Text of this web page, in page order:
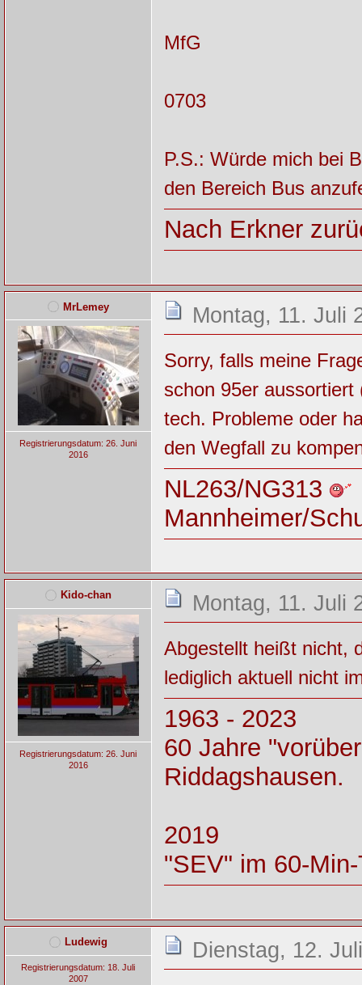
MfG
0703
P.S.: Würde mich bei
den Bereich Bus
Nach Erkner
MrLemey
Registrierungsdatum: 26. Juni
2016
Montag, 11. Juli
Sorry, falls meine
schon 95er
tech. Probleme oder
den Wegfall zu
NL263/NG313
Mannheimer/
Kido-chan
Registrierungsdatum: 26. Juni
2016
Montag, 11. Juli
Abgestellt heißt nicht,
lediglich aktuell nicht
1963 - 2023
60 Jahre
Riddagshausen.
2019
"SEV" im 60-
Ludewig
Registrierungsdatum: 18. Juli
2007
Dienstag, 12.